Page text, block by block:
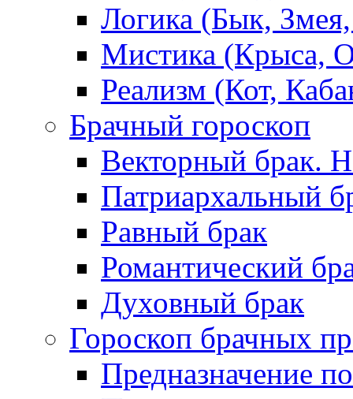
Логика (Бык,
Мистика (Крыса,
Реализм (Кот,
Брачный гороскоп
Векторный брак.
Патриархальный
Равный брак
Романтический
Духовный брак
Гороскоп брачных
Предназначение